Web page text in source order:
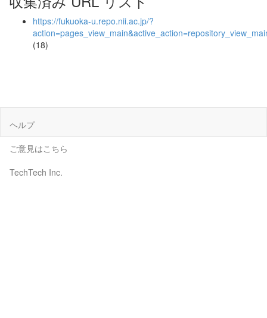
https://fukuoka-u.repo.nii.ac.jp/?
(18)
ヘルプ
ご意見はこちら
TechTech Inc.